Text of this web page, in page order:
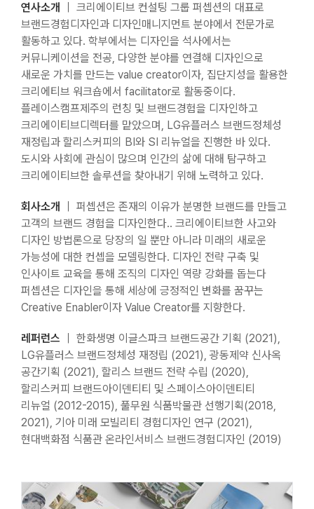
연사소개
｜ 크리에이티브 컨설팅 그룹 퍼셉션의 대표로
브랜드경험디자인과 디자인매니지먼트 분야에서 전문가로
활동하고 있다. 학부에서는 디자인을 석사에서는
커뮤니케이션을 전공, 다양한 분야를 연결해 디자인으로
새로운 가치를 만드는 value creator이자, 집단지성을 활용한
크리에티브 워크숍에서 facilitator로 활동중이다.
플레이스캠프제주의 런칭 및 브랜드경험을 디자인하고
크리에이티브디렉터를 맡았으며, LG유플러스 브랜드정체성
재정립과 할리스커피의 BI와 SI 리뉴얼을 진행한 바 있다.
도시와 사회에 관심이 많으며 인간의 삶에 대해 탐구하고
크리에이티브한 솔루션을 찾아내기 위해 노력하고 있다.
회사소개
｜ 퍼셉션은 존재의 이유가 분명한 브랜드를 만들고
고객의 브랜드 경험을 디자인한다.. 크리에이티브한 사고와
디자인 방법론으로 당장의 일 뿐만 아니라 미래의 새로운
가능성에 대한 컨셉을 모델링한다. 디자인 전략 구축 및
인사이트 교육을 통해 조직의 디자인 역량 강화를 돕는다
퍼셉션은 디자인을 통해 세상에 긍정적인 변화를 꿈꾸는
Creative Enabler이자 Value Creator를 지향한다.
레퍼런스
｜ 한화생명 이글스파크 브랜드공간 기획 (2021),
LG유플러스 브랜드정체성 재정립 (2021), 광동제약 신사옥
공간기획 (2021), 할리스 브랜드 전략 수립 (2020),
할리스커피 브랜드아이덴티티 및 스페이스아이덴티티
리뉴얼 (2012-2015), 풀무원 식품박물관 선행기획(2018,
2021), 기아 미래 모빌리티 경험디자인 연구 (2021),
현대백화점 식품관 온라인서비스 브랜드경험디자인 (2019)